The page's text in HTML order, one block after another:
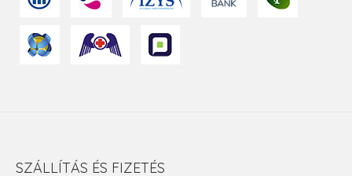
SZÁLLÍTÁS ÉS FIZETÉS